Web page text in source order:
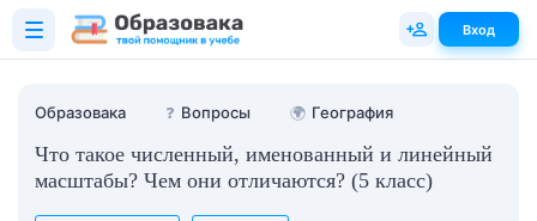
Образовака ❓ Вопросы 🌍 География
Что такое численный, именованный и линейный
масштабы? Чем они отличаются? (5 класс)
Вход